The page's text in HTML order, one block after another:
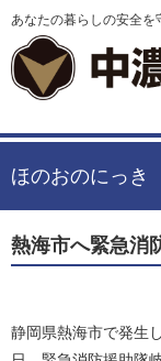
あなたの暮らしの安全を
ほのおのにっき
熱海市へ緊急消
静岡県熱海市で発生